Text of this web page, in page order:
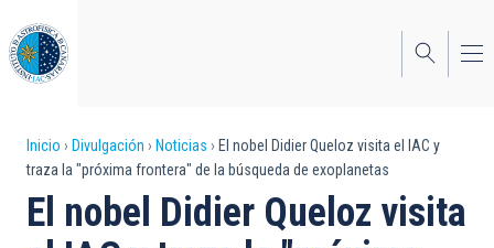
al
contenido
principal
Sobrescribir
enlaces
de
Inicio Divulgación Noticias
El nobel Didier Queloz visita el IAC y
traza la "próxima frontera" de la búsqueda de exoplanetas
El nobel Didier Queloz visita